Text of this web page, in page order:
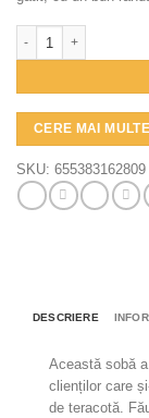
CERE MAI
SKU: 655383162809
DESCRIERE
Această sobă
clienților care
de teracotă.